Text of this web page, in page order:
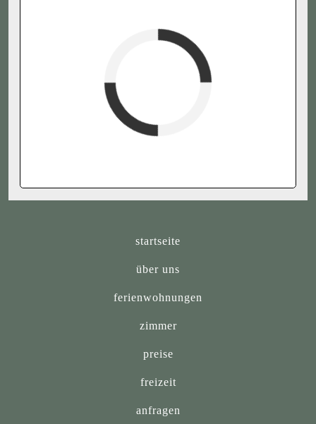
verfügbar (Anreise)
startseite
über uns
ferienwohnungen
zimmer
preise
freizeit
anfragen